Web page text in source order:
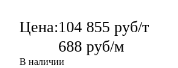
Цена:104 855 руб/т
688 руб/м
В наличии